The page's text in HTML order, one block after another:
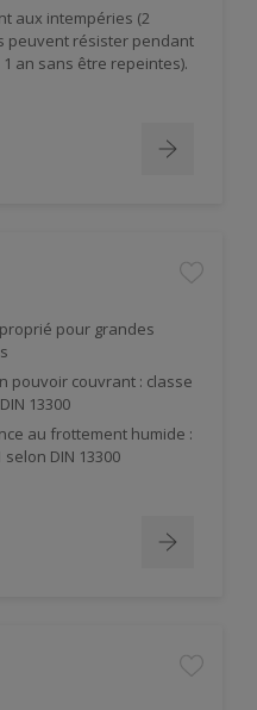
aux intempéries (2
peuvent résister pendant
an sans être repeintes).
pour grandes
pouvoir couvrant : classe
13300
au frottement humide :
selon DIN 13300